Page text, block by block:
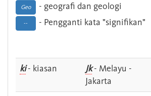
Geo - geografi dan geologi
-- - Pengganti kata "signifikan"
ki- kiasan Jk- Melayu -
Jakarta